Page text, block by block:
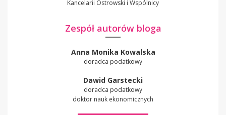
Kancelarii Ostrowski i Wspólnicy
Zespół autorów bloga
Anna Monika Kowalska
doradca podatkowy
Dawid Garstecki
doradca podatkowy
doktor nauk ekonomicznych